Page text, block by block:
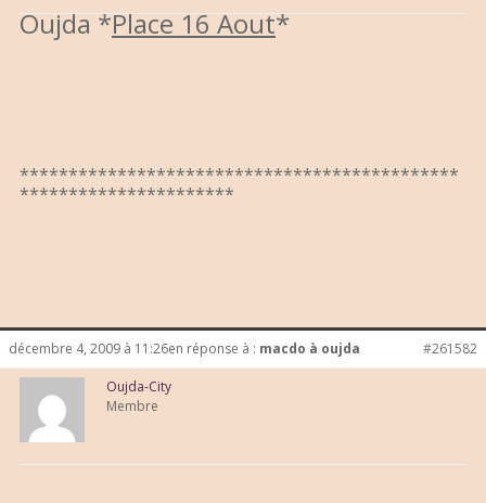
Oujda *Place 16 Aout*
*********************************************
**********************
décembre 4, 2009 à 11:26en réponse à : macdo à oujda #261582
Oujda-City
Membre